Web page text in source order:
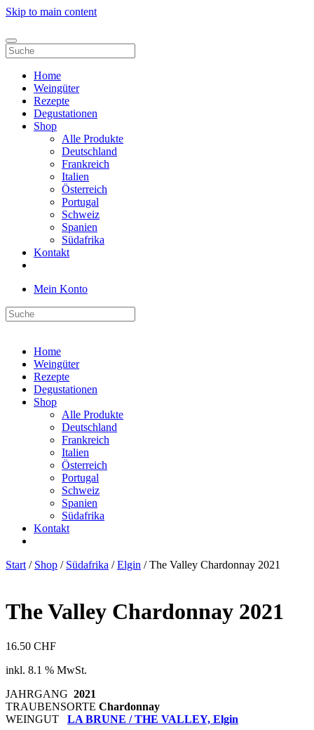
Skip to main content
Home
Weingüter
Rezepte
Degustationen
Shop
Alle Produkte
Deutschland
Frankreich
Italien
Österreich
Portugal
Schweiz
Spanien
Südafrika
Kontakt
Mein Konto
Home
Weingüter
Rezepte
Degustationen
Shop
Alle Produkte
Deutschland
Frankreich
Italien
Österreich
Portugal
Schweiz
Spanien
Südafrika
Kontakt
Start / Shop / Südafrika /Elgin / The Valley Chardonnay 2021
The Valley Chardonnay 2021
16.50 CHF
inkl. 8.1 % MwSt.
JAHRGANG 2021
TRAUBENSORTE Chardonnay
WEINGUT LA BRUNE / THE VALLEY, Elgin